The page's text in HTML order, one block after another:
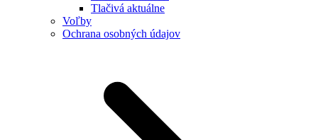
Tlačivá aktuálne
Voľby
Ochrana osobných údajov